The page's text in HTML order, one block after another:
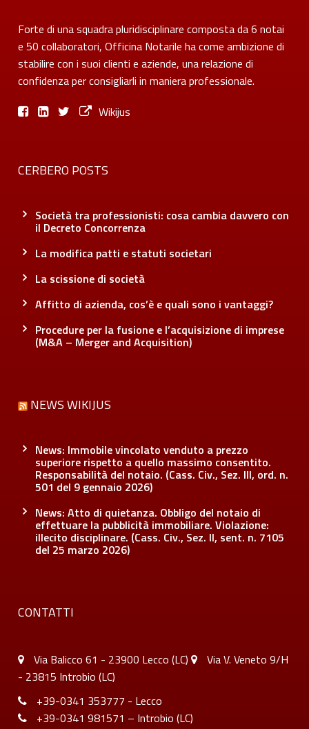
Forte di una squadra pluridisciplinare composta da 6 notai
e 50 collaboratori, Officina Notarile ha come ambizione di
stabilire con i suoi clienti e aziende, una relazione di
confidenza per consigliarli in maniera professionale.
Wikijus
CERBERO POSTS
Società tra professionisti: cosa cambia davvero con
il Decreto Concorrenza
La modifica patti e statuti societari
La scissione di società
Affitto di azienda, cos’è e quali sono i vantaggi?
Procedure per la fusione e l’acquisizione di imprese
(M&A – Merger and Acquisition)
NEWS WIKIJUS
News: Immobile vincolato venduto a prezzo
superiore rispetto a quello massimo consentito.
Responsabilità del notaio. (Cass. Civ., Sez. III, ord. n.
501 del 9 gennaio 2026)
News: Atto di quietanza. Obbligo del notaio di
effettuare la pubblicità immobiliare. Violazione:
illecito disciplinare. (Cass. Civ., Sez. II, sent. n. 7105
del 25 marzo 2026)
CONTATTI
Via Balicco 61 - 23900 Lecco (LC)
Via V. Veneto 9/H
- 23815 Introbio (LC)
+39-0341 353777 - Lecco
+39-0341 981571 – Introbio (LC)